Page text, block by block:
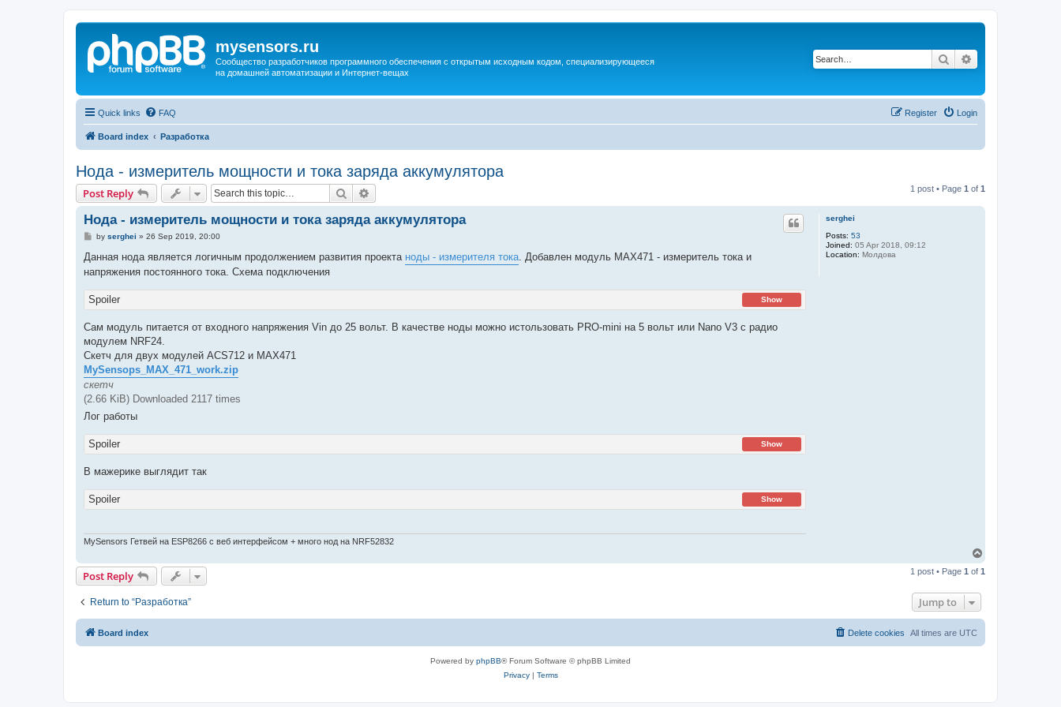
mysensors.ru
Сообщество разработчиков программного обеспечения с открытым исходным кодом, специализирующееся
на домашней автоматизации и Интернет-вещах
Search
Quick links FAQ Login
Register
Board index Разработка
Нода - измеритель мощности и тока заряда аккумулятора
Post Reply Search 1 post • Page 1 of 1
serghei
Posts: 53
Joined: 05 Apr 2018, 09:12
Location: Молдова
Нода - измеритель мощности и тока заряда аккумулятора
P
s
by serghei » 26 Sep 2019, 20:00
Данная нода является логичным продолжением развития проекта ноды - измерителя тока . Добавлен модуль MAX471 - измеритель тока и
напряжения постоянного тока. Схема подключения
Spoiler Show
Сам модуль питается от входного напряжения Vin до 25 вольт. В качестве ноды можно истользовать PRO-mini на 5 вольт или Nano V3 с радио
модулем NRF24.
Скетч для двух модулей ACS712 и MAX471
MySensops_MAX_471_work.zip
скетч
(2.66 KiB) Downloaded 2117 times
Лог работы
Spoiler Show
В мажерике выглядит так
Spoiler Show
MySensors Гетвей на ESP8266 с веб интерфейсом + много нод на NRF52832
p
Post Reply 1 post • Page 1 of 1
Return to “Разработка” Jump to
Board index All times are UTC
Delete cookies
Powered by phpBB® Forum Software © phpBB Limited
Privacy| Terms